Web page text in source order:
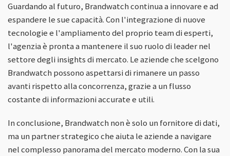
Guardando al futuro, Brandwatch continua a innovare e ad
espandere le sue capacità. Con l'integrazione di nuove
tecnologie e l'ampliamento del proprio team di esperti,
l'agenzia è pronta a mantenere il suo ruolo di leader nel
settore degli insights di mercato. Le aziende che scelgono
Brandwatch possono aspettarsi di rimanere un passo
avanti rispetto alla concorrenza, grazie a un flusso
costante di informazioni accurate e utili.
In conclusione, Brandwatch non è solo un fornitore di dati,
ma un partner strategico che aiuta le aziende a navigare
nel complesso panorama del mercato moderno. Con la sua